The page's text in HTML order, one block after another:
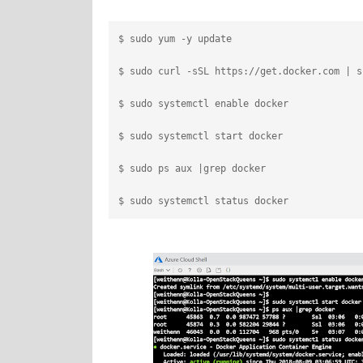
$ sudo yum -y update
$ sudo curl -sSL https://get.docker.com |
$ sudo systemctl enable docker
$ sudo systemctl start docker
$ sudo ps aux |grep docker
$ sudo systemctl status docker